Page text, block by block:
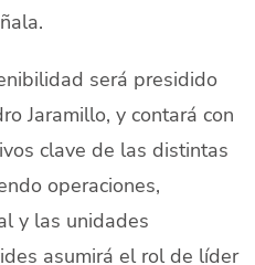
será presidido
Jaramillo, y contará con
clave de las distintas
operaciones,
y las unidades
asumirá el rol de líder